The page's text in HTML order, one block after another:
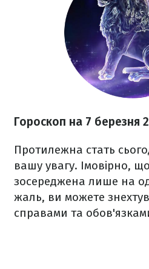
Гороскоп на 7 березня
Протилежна стать
вашу увагу. Імовірно,
зосереджена лише на
жаль, ви можете
справами та